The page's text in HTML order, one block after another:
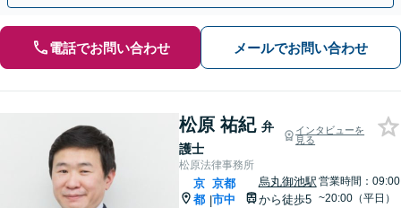
電話でお問い合わせ メールでお問い合わせ
松原 祐紀 弁
護士
インタビューを
見る
松原法律事務所
京
都 |
京都
市中
烏丸御池駅
から徒歩5
営業時間：09:00
~20:00（平日）